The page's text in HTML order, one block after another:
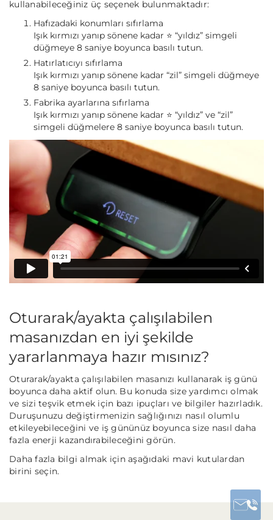
kullanabileceğiniz üç seçenek bulunmaktadır:
Hafızadaki konumları sıfırlama
Işık kırmızı yanıp sönene kadar ⭐ “yıldız” simgeli
düğmeye 8 saniye boyunca basılı tutun.
Hatırlatıcıyı sıfırlama
Işık kırmızı yanıp sönene kadar “zil” simgeli düğmeye
8 saniye boyunca basılı tutun.
Fabrika ayarlarına sıfırlama
Işık kırmızı yanıp sönene kadar ⭐ “yıldız” ve “zil”
simgeli düğmelere 8 saniye boyunca basılı tutun.
Oturarak/ayakta çalışılabilen
masanızdan en iyi şekilde
yararlanmaya hazır mısınız?
Oturarak/ayakta çalışılabilen masanızı kullanarak iş günü
boyunca daha aktif olun. Bu konuda size yardımcı olmak
ve sizi teşvik etmek için bazı ipuçları ve bilgiler hazırladık.
Duruşunuzu değiştirmenizin sağlığınızı nasıl olumlu
etkileyebileceğini ve iş gününüz boyunca size nasıl daha
fazla enerji kazandırabileceğini görün.
Daha fazla bilgi almak için aşağıdaki mavi kutulardan
birini seçin.